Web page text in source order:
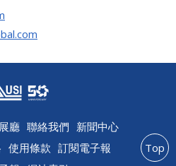
廳 聯絡我們 新聞中心
使用條款 訂閱電子報
Top